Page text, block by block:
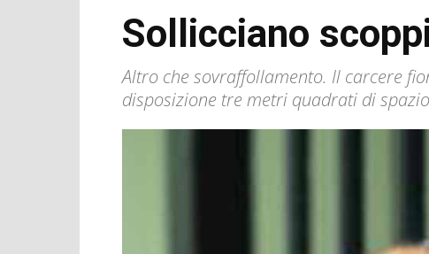
Sollicciano
Altro che sovraffollamento. Il carcere
disposizione tre metri quadrati di